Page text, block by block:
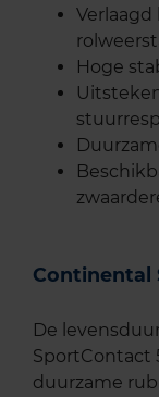
Hoge
Continental
De
SportContact
duurzame